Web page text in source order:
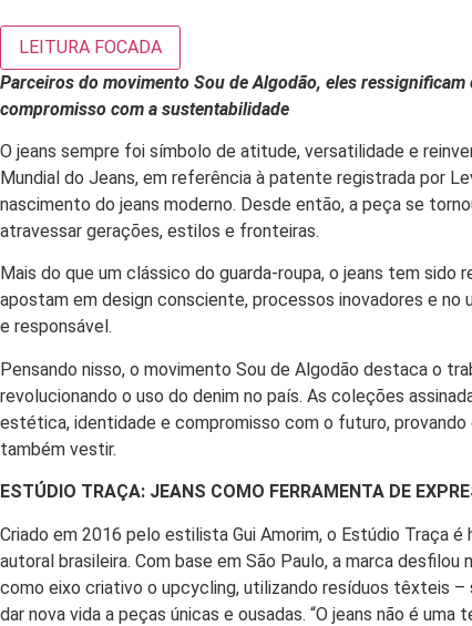
LEITURA FOCADA
Parceiros do movimento Sou de Algodão, eles
compromisso com a sustentabilidade
O jeans sempre foi símbolo de atitude, versatilidade e
Mundial do Jeans, em referência à patente registrada por
nascimento do jeans moderno. Desde então, a peça se
atravessar gerações, estilos e fronteiras.
Mais do que um clássico do guarda-roupa, o jeans tem sido
apostam em design consciente, processos inovadores e no
e responsável.
Pensando nisso, o movimento Sou de Algodão destaca o
revolucionando o uso do denim no país. As coleções
estética, identidade e compromisso com o futuro, provando
também vestir.
ESTÚDIO TRAÇA: JEANS COMO FERRAMENTA DE
Criado em 2016 pelo estilista Gui Amorim, o Estúdio Traça
autoral brasileira. Com base em São Paulo, a marca
como eixo criativo o upcycling, utilizando resíduos têxteis
dar nova vida a peças únicas e ousadas. “O jeans não é